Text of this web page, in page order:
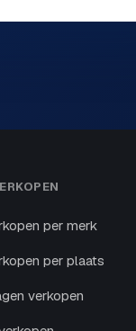
per merk
per plaats
verkopen